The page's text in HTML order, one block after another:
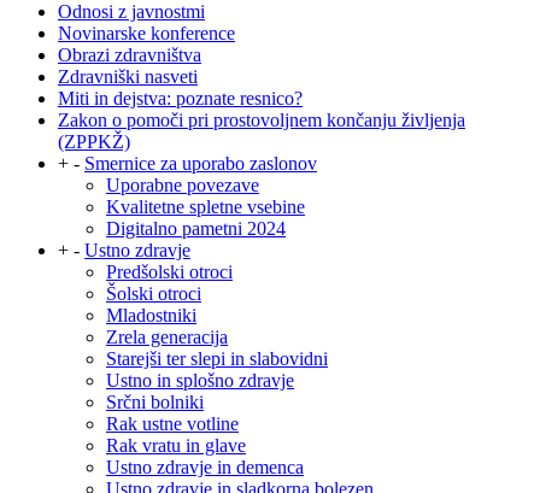
Odnosi z javnostmi
Novinarske konference
Obrazi zdravništva
Zdravniški nasveti
Miti in dejstva: poznate resnico?
Zakon o pomoči pri prostovoljnem končanju življenja
(ZPPKŽ)
+ - Smernice za uporabo zaslonov
Uporabne povezave
Kvalitetne spletne vsebine
Digitalno pametni 2024
+ - Ustno zdravje
Predšolski otroci
Šolski otroci
Mladostniki
Zrela generacija
Starejši ter slepi in slabovidni
Ustno in splošno zdravje
Srčni bolniki
Rak ustne votline
Rak vratu in glave
Ustno zdravje in demenca
Ustno zdravje in sladkorna bolezen